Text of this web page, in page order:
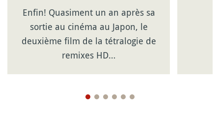
Enfin! Quasiment un an après sa
sortie au cinéma au Japon, le
deuxième film de la tétralogie de
remixes HD…